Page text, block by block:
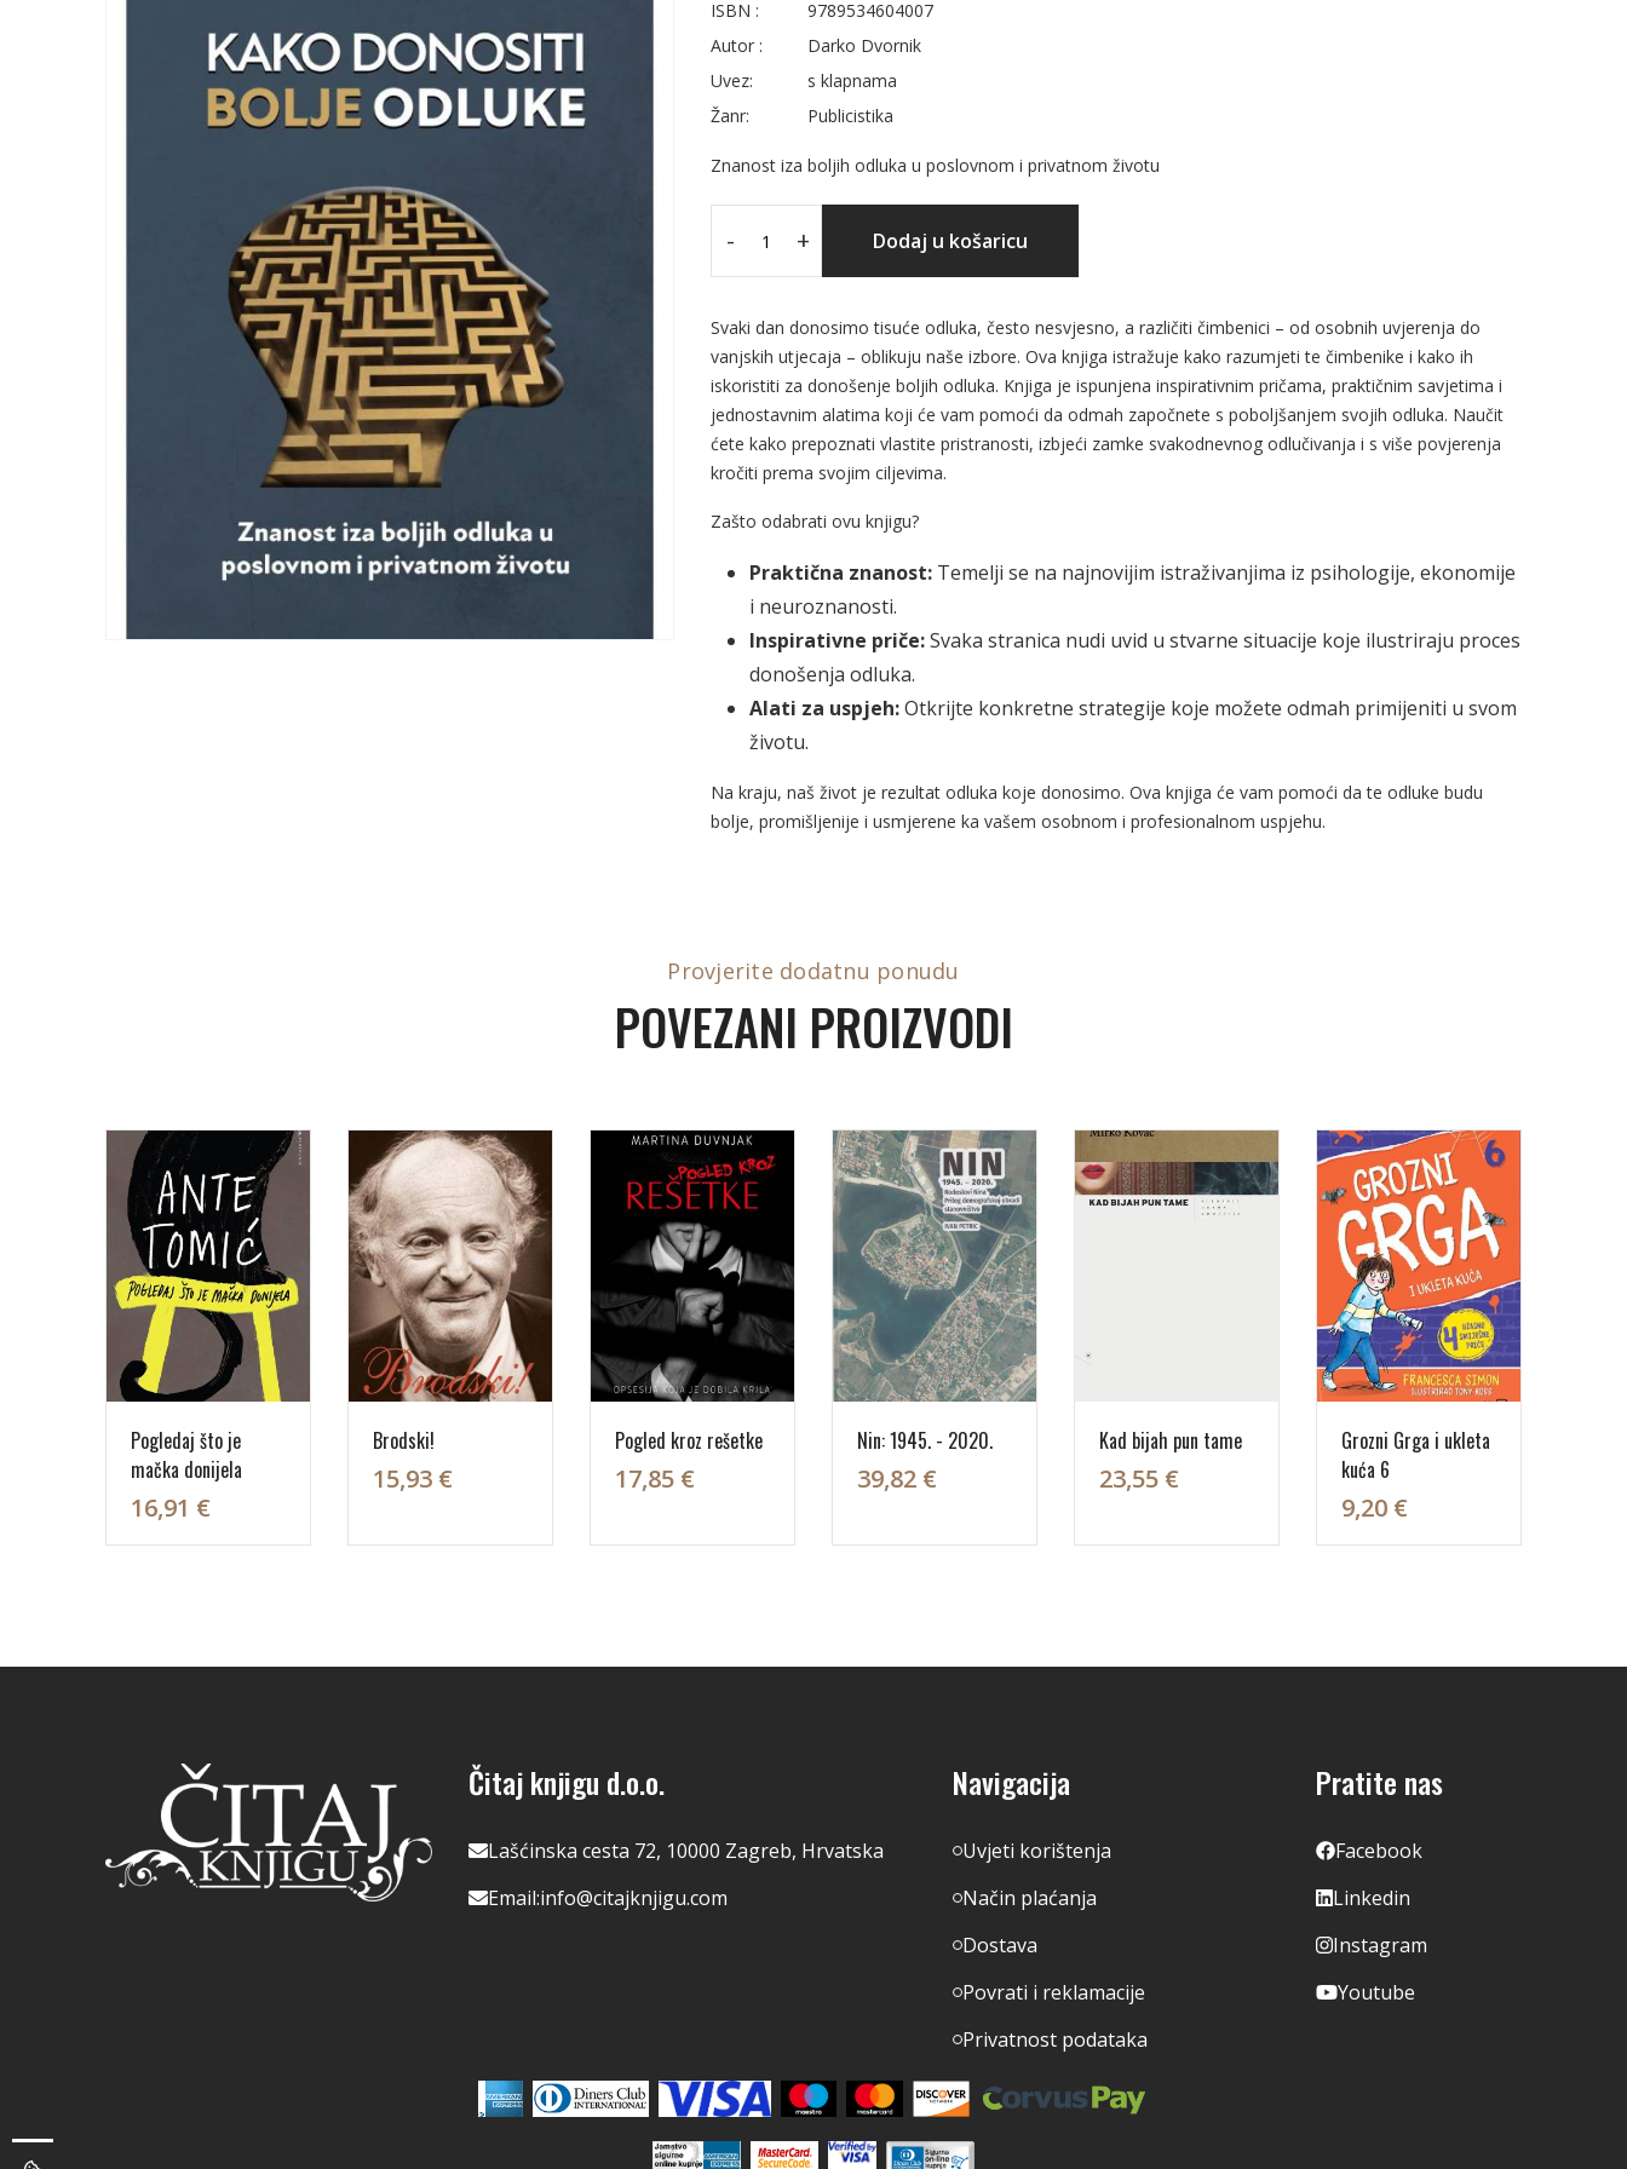
ISBN :
9789534604007
Autor :
Darko Dvornik
Uvez:
s klapnama
Žanr:
Publicistika
Znanost iza boljih odluka u poslovnom i privatnom životu
- + Dodaj u košaricu
Svaki dan donosimo tisuće odluka, često nesvjesno, a različiti čimbenici – od osobnih uvjerenja do
vanjskih utjecaja – oblikuju naše izbore. Ova knjiga istražuje kako razumjeti te čimbenike i kako ih
iskoristiti za donošenje boljih odluka. Knjiga je ispunjena inspirativnim pričama, praktičnim savjetima i
jednostavnim alatima koji će vam pomoći da odmah započnete s poboljšanjem svojih odluka. Naučit
ćete kako prepoznati vlastite pristranosti, izbjeći zamke svakodnevnog odlučivanja i s više povjerenja
kročiti prema svojim ciljevima.
Zašto odabrati ovu knjigu?
Praktična znanost: Temelji se na najnovijim istraživanjima iz psihologije, ekonomije
i neuroznanosti.
Inspirativne priče:Svaka stranica nudi uvid u stvarne situacije koje ilustriraju proces
donošenja odluka.
Alati za uspjeh:Otkrijte konkretne strategije koje možete odmah primijeniti u svom
životu.
Na kraju, naš život je rezultat odluka koje donosimo. Ova knjiga će vam pomoći da te odluke budu
bolje, promišljenije i usmjerene ka vašem osobnom i profesionalnom uspjehu.
Provjerite dodatnu ponudu
POVEZANI PROIZVODI
Pogledaj što je
mačka donijela
16,91 €
Brodski!
15,93 €
Pogled kroz rešetke
17,85 €
Nin: 1945. - 2020.
39,82 €
Kad bijah pun tame
23,55 €
Grozni Grga i ukleta
kuća 6
9,20 €
Čitaj knjigu d.o.o.
Lašćinska cesta 72, 10000 Zagreb, Hrvatska
Email:info@citajknjigu.com
Navigacija
Uvjeti korištenja
Način plaćanja
Dostava
Povrati i reklamacije
Privatnost podataka
Pratite nas
Facebook
Linkedin
Instagram
Youtube